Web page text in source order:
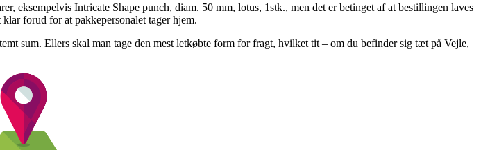
eksempelvis Intricate Shape punch, diam. 50 mm, lotus, 1stk., men det er betinget af at bestillingen laves
forud for at pakkepersonalet tager hjem.
sum. Ellers skal man tage den mest letkøbte form for fragt, hvilket tit – om du befinder sig tæt på Vejle,